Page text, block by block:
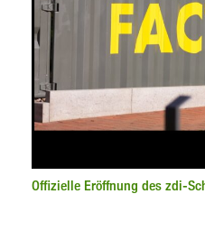
Offizielle Eröffnung des zdi-